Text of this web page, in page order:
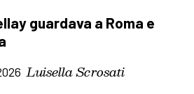
guardava a Roma e
Luisella Scrosati